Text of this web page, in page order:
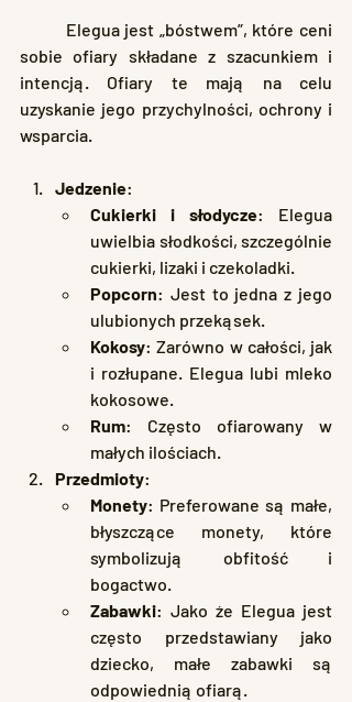
sobie ofiary składane z szacunkiem i
intencją. Ofiary te mają na celu
uzyskanie jego przychylności, ochrony i
wsparcia.
Jedzenie:
Cukierki i słodycze: Elegua
uwielbia słodkości, szczególnie
cukierki, lizaki i czekoladki.
Popcorn: Jest to jedna z jego
ulubionych przekąsek.
Kokosy: Zarówno w całości, jak
i rozłupane. Elegua lubi mleko
kokosowe.
Rum: Często ofiarowany w
małych ilościach.
Przedmioty:
Monety: Preferowane są małe,
błyszczące monety, które
symbolizują obfitość i
bogactwo.
Zabawki: Jako że Elegua jest
często przedstawiany jako
dziecko, małe zabawki są
odpowiednią ofiarą.